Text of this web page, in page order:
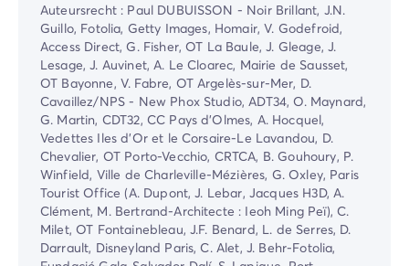
Auteursrecht : Paul DUBUISSON - Noir Brillant, J.N.
Guillo, Fotolia, Getty Images, Homair, V. Godefroid,
Access Direct, G. Fisher, OT La Baule, J. Gleage, J.
Lesage, J. Auvinet, A. Le Cloarec, Mairie de Sausset,
OT Bayonne, V. Fabre, OT Argelès-sur-Mer, D.
Cavaillez/NPS - New Phox Studio, ADT34, O. Maynard,
G. Martin, CDT32, CC Pays d'Olmes, A. Hocquel,
Vedettes Iles d'Or et le Corsaire-Le Lavandou, D.
Chevalier, OT Porto-Vecchio, CRTCA, B. Gouhoury, P.
Winfield, Ville de Charleville-Mézières, G. Oxley, Paris
Tourist Office (A. Dupont, J. Lebar, Jacques H3D, A.
Clément, M. Bertrand-Architecte : Ieoh Ming Peï), C.
Milet, OT Fontainebleau, J.F. Benard, L. de Serres, D.
Darrault, Disneyland Paris, C. Alet, J. Behr-Fotolia,